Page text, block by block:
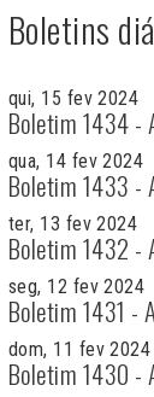
Boletins
qui, 15 fev 2024
Boletim 1434 -
qua, 14 fev 2024
Boletim 1433 -
ter, 13 fev 2024
Boletim 1432 -
seg, 12 fev 2024
Boletim 1431 -
dom, 11 fev 2024
Boletim 1430 -